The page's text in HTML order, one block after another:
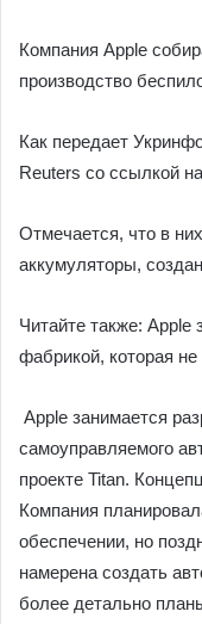
Компания Apple
производство
Как передает
Reuters со ссылкой
Отмечается, что в
аккумуляторы,
Читайте также: Apple
фабрикой, которая
Apple занимается
самоуправляемого
проекте Titan.
Компания
обеспечении, но
намерена создать
более детально